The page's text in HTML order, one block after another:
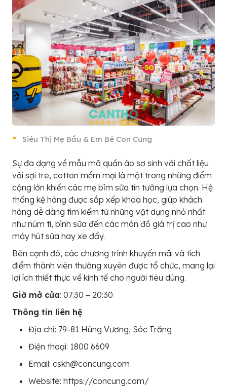
Siêu Thị Mẹ Bầu & Em Bé Con Cưng
Sự đa dạng về mẫu mã quần áo sơ sinh với chất liệu
vải sợi tre, cotton mềm mại là một trong những điểm
cộng lớn khiến các mẹ bỉm sữa tin tưởng lựa chọn. Hệ
thống kệ hàng được sắp xếp khoa học, giúp khách
hàng dễ dàng tìm kiếm từ những vật dụng nhỏ nhất
như núm ti, bình sữa đến các món đồ giá trị cao như
máy hút sữa hay xe đẩy.
Bên cạnh đó, các chương trình khuyến mãi và tích
điểm thành viên thường xuyên được tổ chức, mang lại
lợi ích thiết thực về kinh tế cho người tiêu dùng.
Giờ mở cửa: 07:30 – 20:30
Thông tin liên hệ
Địa chỉ: 79-81 Hùng Vương, Sóc Trăng
Điện thoại: 1800 6609
Email: cskh@concung.com
Website: https://concung.com/